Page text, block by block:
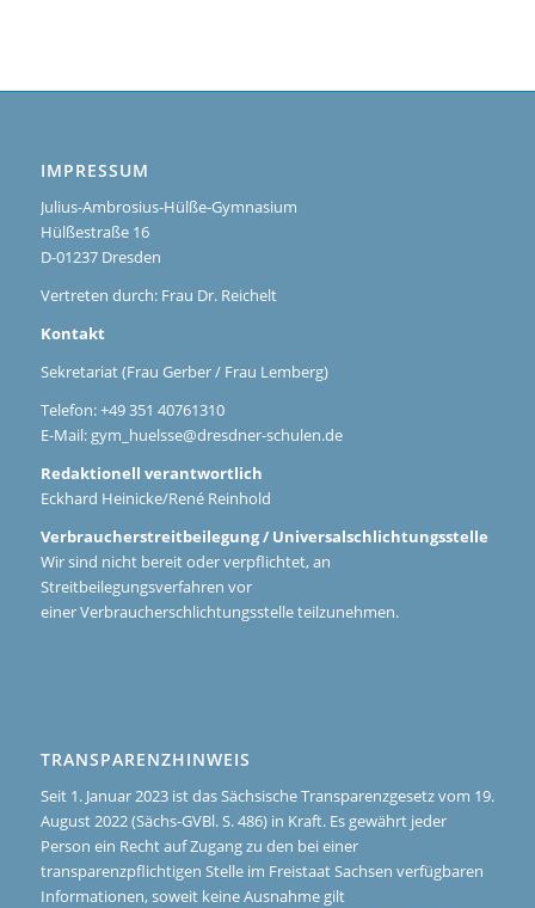
IMPRESSUM
Julius-Ambrosius-Hülße-Gymnasium
Hülßestraße 16
D-01237 Dresden
Vertreten durch: Frau Dr. Reichelt
Kontakt
Sekretariat (Frau Gerber / Frau Lemberg)
Telefon: +49 351 40761310
E-Mail: gym_huelsse@dresdner-schulen.de
Redaktionell verantwortlich
Eckhard Heinicke/René Reinhold
Verbraucherstreitbeilegung / Universalschlichtungsstelle
Wir sind nicht bereit oder verpflichtet, an
Streitbeilegungsverfahren vor
einer Verbraucherschlichtungsstelle teilzunehmen.
TRANSPARENZHINWEIS
Seit 1. Januar 2023 ist das Sächsische Transparenzgesetz vom 19.
August 2022 (Sächs-GVBl. S. 486) in Kraft. Es gewährt jeder
Person ein Recht auf Zugang zu den bei einer
transparenzpflichtigen Stelle im Freistaat Sachsen verfügbaren
Informationen, soweit keine Ausnahme gilt